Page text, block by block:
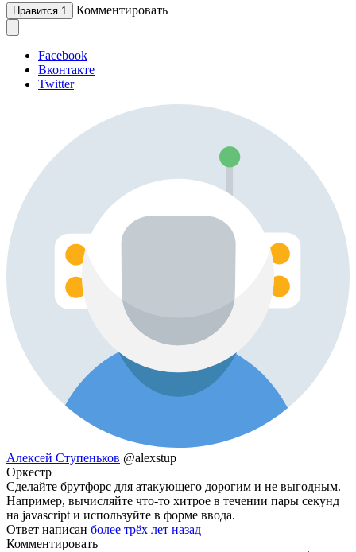
Нравится 1 Комментировать
Facebook
Вконтакте
Twitter
Алексей Ступеньков @alexstup
Оркестр
Сделайте брутфорс для атакующего дорогим и не выгодным.
Например, вычисляйте что-то хитрое в течении пары секунд
на javascript и используйте в форме ввода.
Ответ написан более трёх лет назад
Комментировать